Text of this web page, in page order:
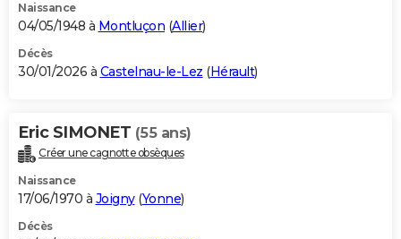
Naissance
04/05/1948 à Montluçon (Allier)
Décès
30/01/2026 à Castelnau-le-Lez (Hérault)
Eric SIMONET (55 ans)
Créer une cagnotte obsèques
Naissance
17/06/1970 à Joigny(Yonne)
Décès